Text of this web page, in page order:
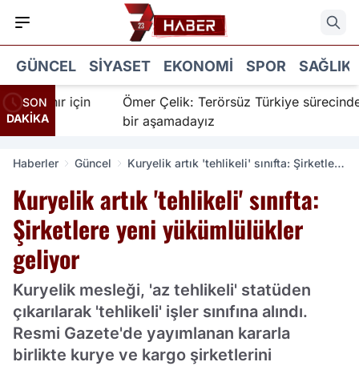
GÜNCEL SIYASET EKONOMI SPOR SAĞLIK
SON
DAKİKA
İnanır için
Ömer Çelik: Terörsüz Türkiye sürecinde
bir aşamadayız
Haberler Güncel
Kuryelik artık 'tehlikeli' sınıfta: Şirketlere
Kuryelik artık 'tehlikeli' sınıfta:
Şirketlere yeni yükümlülükler
geliyor
Kuryelik mesleği, 'az tehlikeli' statüden
çıkarılarak 'tehlikeli' işler sınıfına alındı.
Resmi Gazete'de yayımlanan kararla
birlikte kurye ve kargo şirketlerini